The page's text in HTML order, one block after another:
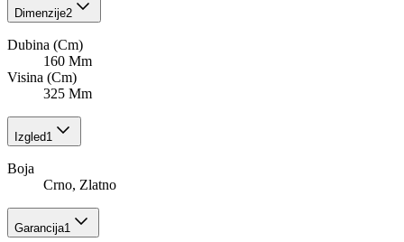
Dimenzije2
Dubina (Cm)
160 Mm
Visina (Cm)
325 Mm
Izgled1
Boja
Crno, Zlatno
Garancija1